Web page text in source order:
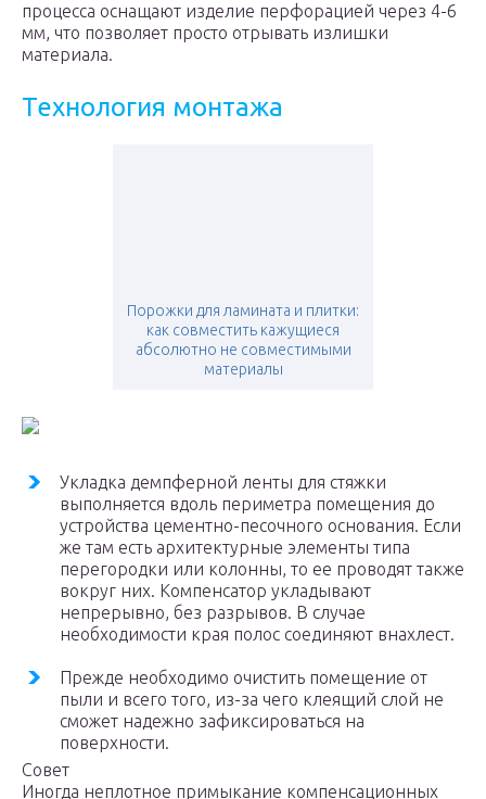
процесса оснащают изделие перфорацией через 4-6
мм, что позволяет просто отрывать излишки
материала.
Технология монтажа
Порожки для ламината и плитки:
как совместить кажущиеся
абсолютно не совместимыми
материалы
Укладка демпферной ленты для стяжки
выполняется вдоль периметра помещения до
устройства цементно-песочного основания. Если
же там есть архитектурные элементы типа
перегородки или колонны, то ее проводят также
вокруг них. Компенсатор укладывают
непрерывно, без разрывов. В случае
необходимости края полос соединяют внахлест.
Прежде необходимо очистить помещение от
пыли и всего того, из-за чего клеящий слой не
сможет надежно зафиксироваться на
поверхности.
Совет
Иногда неплотное примыкание компенсационных